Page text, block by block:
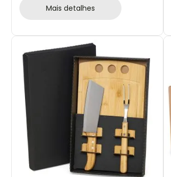
Mais detalhes